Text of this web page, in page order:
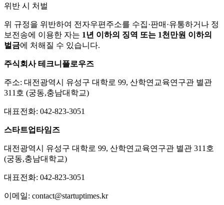
위반 시 처벌
위 규정을 위반하여 전자우편주소를 수집·판매·유통하거나 정
보전송에 이용한 자는 1년 이하의 징역 또는 1천만원 이하의
벌금에 처해질 수 있습니다.
주식회사 테크니플로우즈
주소: 대전광역시 유성구 대학로 99, 산학연교육연구관 별관
311호 (궁동,충남대학교)
대표전화: 042-823-3051
스타트업타임즈
대전광역시 유성구 대학로 99, 산학연교육연구관 별관 311호
(궁동,충남대학교)
대표전화: 042-823-3051
이메일: contact@startuptimes.kr